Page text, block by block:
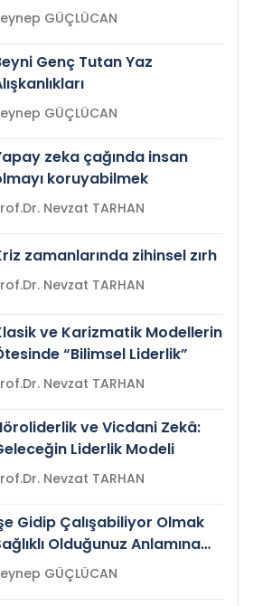
Zeynep GÜÇLÜCAN
Genç Tutan Yaz
Zeynep GÜÇLÜCAN
zeka çağında insan
koruyabilmek
Prof.Dr. Nevzat TARHAN
zamanlarında zihinsel zırh
Prof.Dr. Nevzat TARHAN
ve Karizmatik Modellerin
“Bilimsel Liderlik”
Prof.Dr. Nevzat TARHAN
ve Vicdani Zekâ:
Liderlik Modeli
Prof.Dr. Nevzat TARHAN
Gidip Çalışabiliyor Olmak
Olduğunuz Anlamına
mi?Zeynep GÜÇLÜCAN